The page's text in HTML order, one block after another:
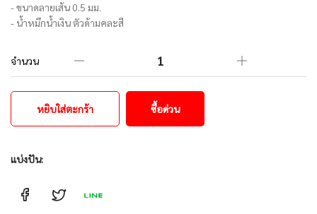
- ขนาดลายเส้น 0.5 มม.
- น้ำหมึกน้ำเงิน ตัวด้ามคละสี
จำนวน
หยิบใส่ตะกร้า ซื้อด่วน
แบ่งปัน: